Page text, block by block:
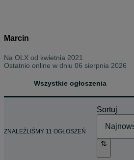
Marcin
Na OLX od kwietnia 2021
Ostatnio online w dniu 06 sierpnia 2026
Wszystkie ogłoszenia
ZNALEŹLIŚMY 11 OGŁOSZEŃ
Sortuj